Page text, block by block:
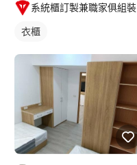
系統櫃訂製兼職家俱組裝
衣櫃